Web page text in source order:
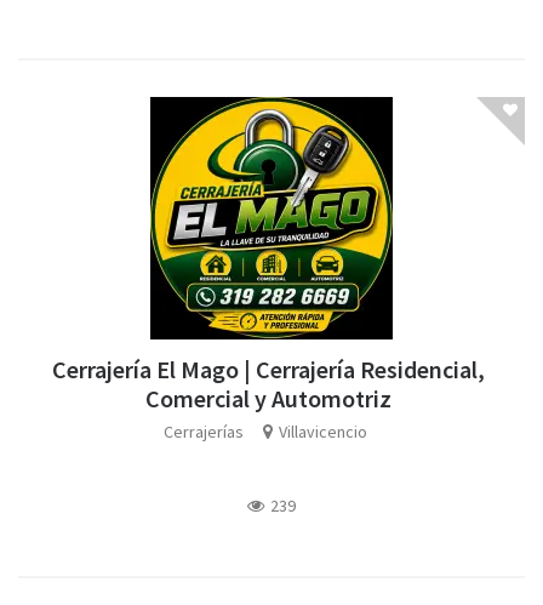
Cerrajería El Mago | Cerrajería Residencial,
Comercial y Automotriz
Cerrajerías Villavicencio
239